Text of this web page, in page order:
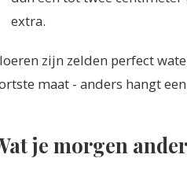
extra.
zijn zelden perfect
maat - anders hangt
je morgen